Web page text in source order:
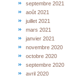
septembre 2021
août 2021
juillet 2021
mars 2021
janvier 2021
novembre 2020
octobre 2020
septembre 2020
avril 2020